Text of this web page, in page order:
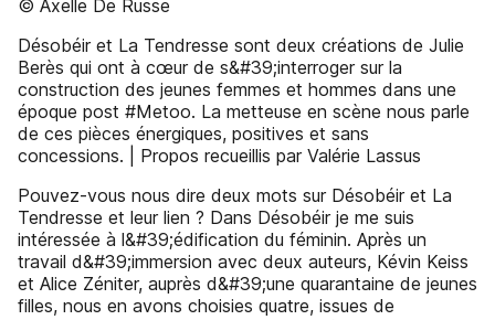
© Axelle De Russe
Désobéir et La Tendresse sont deux créations de Julie
Berès qui ont à cœur de s&#39;interroger sur la
construction des jeunes femmes et hommes dans une
époque post #Metoo. La metteuse en scène nous parle
de ces pièces énergiques, positives et sans
concessions. | Propos recueillis par Valérie Lassus
Pouvez-vous nous dire deux mots sur Désobéir et La
Tendresse et leur lien ? Dans Désobéir je me suis
intéressée à l&#39;édification du féminin. Après un
travail d&#39;immersion avec deux auteurs, Kévin Keiss
et Alice Zéniter, auprès d&#39;une quarantaine de jeunes
filles, nous en avons choisies quatre, issues de